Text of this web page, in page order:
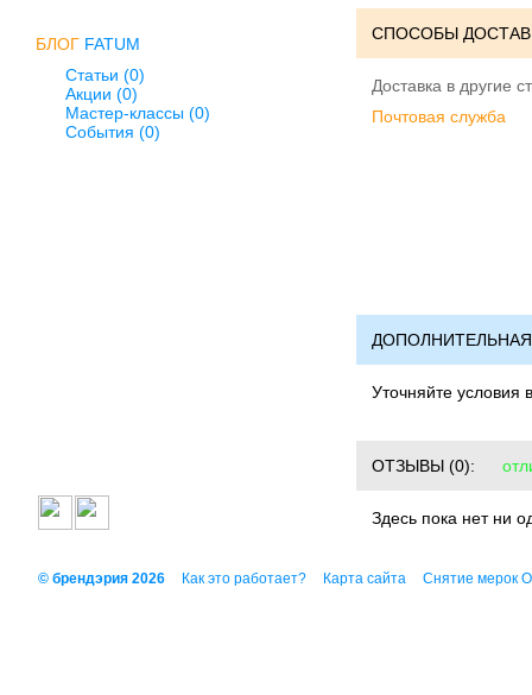
БЛОГ FATUM
Статьи (0)
Акции (0)
Мастер-классы (0)
События (0)
СПОСОБЫ
Доставка в другие
Почтовая служба
Уточняйте условия
ОТЗЫВЫ (0):
Здесь пока нет ни
© брендэрия 2026 Как это работает? Карта сайта Снятие мерок